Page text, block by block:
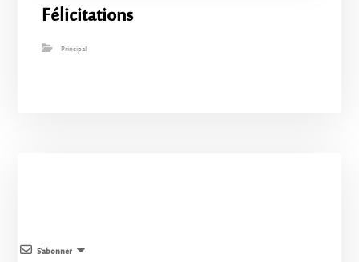
Félicitations
Principal
S’abonner